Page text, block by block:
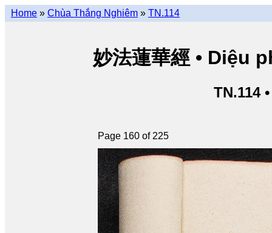
Home » Chùa Thắng Nghiêm » TN.114
妙法蓮華經 • Diệu
TN.114
Page 160 of 225